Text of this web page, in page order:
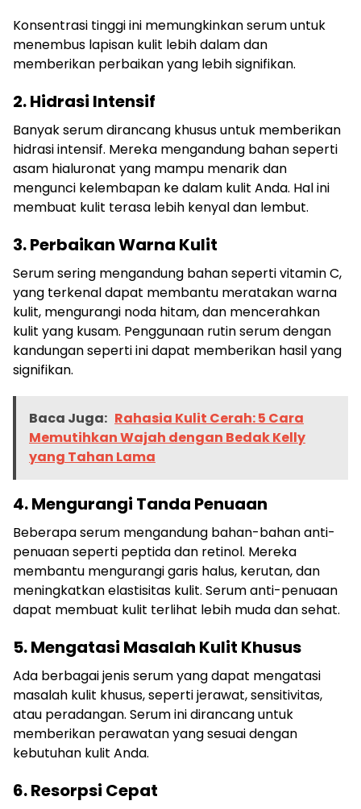
Konsentrasi tinggi ini memungkinkan serum untuk
menembus lapisan kulit lebih dalam dan
memberikan perbaikan yang lebih signifikan.
2. Hidrasi Intensif
Banyak serum dirancang khusus untuk memberikan
hidrasi intensif. Mereka mengandung bahan seperti
asam hialuronat yang mampu menarik dan
mengunci kelembapan ke dalam kulit Anda. Hal ini
membuat kulit terasa lebih kenyal dan lembut.
3. Perbaikan Warna Kulit
Serum sering mengandung bahan seperti vitamin C,
yang terkenal dapat membantu meratakan warna
kulit, mengurangi noda hitam, dan mencerahkan
kulit yang kusam. Penggunaan rutin serum dengan
kandungan seperti ini dapat memberikan hasil yang
signifikan.
Baca Juga: Rahasia Kulit Cerah: 5 Cara
Memutihkan Wajah dengan Bedak Kelly
yang Tahan Lama
4. Mengurangi Tanda Penuaan
Beberapa serum mengandung bahan-bahan anti-
penuaan seperti peptida dan retinol. Mereka
membantu mengurangi garis halus, kerutan, dan
meningkatkan elastisitas kulit. Serum anti-penuaan
dapat membuat kulit terlihat lebih muda dan sehat.
5. Mengatasi Masalah Kulit Khusus
Ada berbagai jenis serum yang dapat mengatasi
masalah kulit khusus, seperti jerawat, sensitivitas,
atau peradangan. Serum ini dirancang untuk
memberikan perawatan yang sesuai dengan
kebutuhan kulit Anda.
6. Resorpsi Cepat